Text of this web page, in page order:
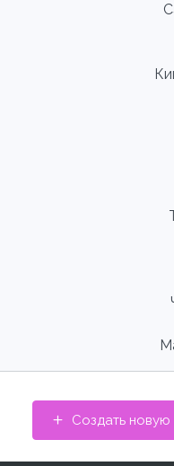
Создать